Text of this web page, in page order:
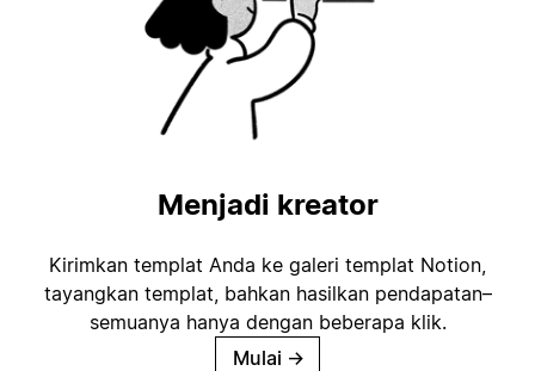
Menjadi kreator
Kirimkan templat Anda ke galeri templat Notion,
tayangkan templat, bahkan hasilkan pendapatan–
semuanya hanya dengan beberapa klik.
Mulai →